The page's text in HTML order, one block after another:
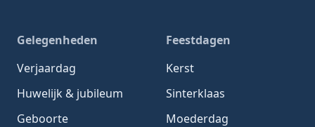
Gelegenheden
Verjaardag
Huwelijk & jubileum
Geboorte
Feestdagen
Kerst
Sinterklaas
Moederdag